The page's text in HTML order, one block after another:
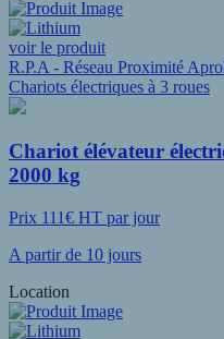
voir le produit
R.P.A - Réseau Proximité
Chariots électriques à 3 roues
Chariot élévateur
2000 kg
Prix 111€ HT par jour
A partir de 10 jours
Location